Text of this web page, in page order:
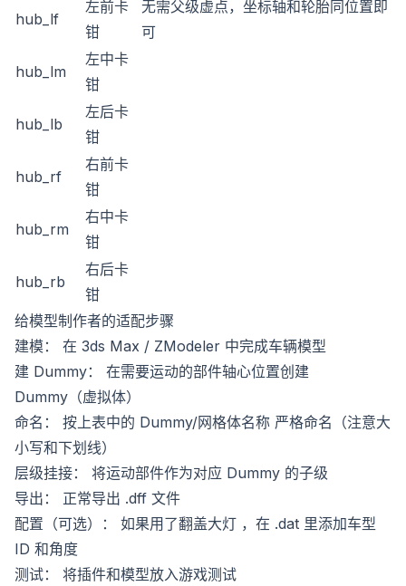
hub_lf
左前卡
钳
无需父级虚点，坐标轴和轮胎同位置即
可
hub_lm
左中卡
钳
hub_lb
左后卡
钳
hub_rf
右前卡
钳
hub_rm
右中卡
钳
hub_rb
右后卡
钳
给模型制作者的适配步骤
建模： 在 3ds Max / ZModeler 中完成车辆模型
建 Dummy： 在需要运动的部件轴心位置创建
Dummy（虚拟体）
命名： 按上表中的 Dummy/网格体名称 严格命名（注意大
小写和下划线）
层级挂接： 将运动部件作为对应 Dummy 的子级
导出： 正常导出 .dff 文件
配置（可选）： 如果用了翻盖大灯 ，在 .dat 里添加车型
ID 和角度
测试： 将插件和模型放入游戏测试